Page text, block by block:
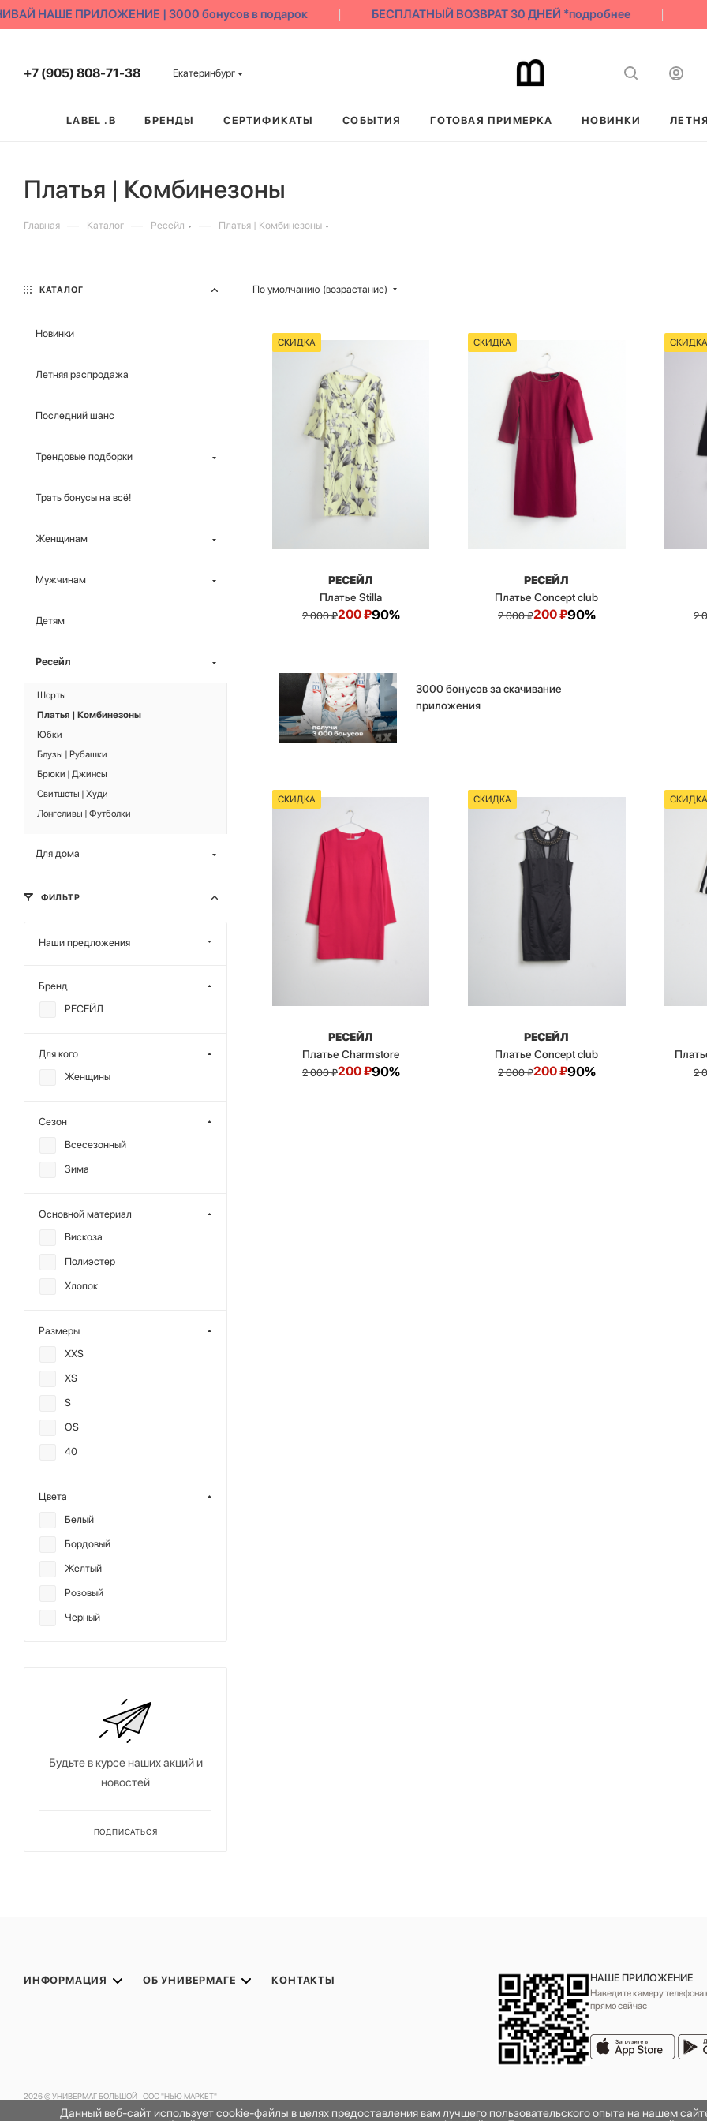
НАШЕ ПРИЛОЖЕНИЕ | 3000 бонусов в подарок БЕСПЛАТНЫЙ ВОЗВРАТ 30 ДНЕЙ *подробнее
+7 (905) 808-71-38 Екатеринбург
LABEL .B БРЕНДЫ СЕРТИФИКАТЫ СОБЫТИЯ ГОТОВАЯ ПРИМЕРКА НОВИНКИ
Платья | Комбинезоны
Главная — Каталог — Ресейл — Платья | Комбинезоны
По умолчанию (возрастание)
СКИДКА
РЕСЕЙЛ
Платье Stilla
2 000₽200₽90%
СКИДКА
РЕСЕЙЛ
Платье Concept club
2 000₽200₽90%
СКИДКА
2
3000 бонусов за скачивание
приложения
СКИДКА
РЕСЕЙЛ
Платье Charmstore
2 000₽200₽90%
СКИДКА
РЕСЕЙЛ
Платье Concept club
2 000₽200₽90%
СКИДКА
2
КАТАЛОГ
Новинки
Летняя распродажа
Последний шанс
Трендовые подборки
Трать бонусы на всё!
Женщинам
Мужчинам
Детям
Ресейл
Шорты
Платья | Комбинезоны
Юбки
Блузы | Рубашки
Брюки | Джинсы
Свитшоты | Худи
Лонгсливы | Футболки
Для дома
ФИЛЬТР
Наши предложения
Бренд
РЕСЕЙЛ
Для кого
Женщины
Сезон
Всесезонный
Зима
Основной материал
Вискоза
Полиэстер
Хлопок
Размеры
XXS
XS
S
OS
40
Цвета
Белый
Бордовый
Желтый
Розовый
Черный
Будьте в курсе наших акций и
новостей
ПОДПИСАТЬСЯ
ИНФОРМАЦИЯ ОБ УНИВЕРМАГЕ КОНТАКТЫ
2026 © УНИВЕРМАГ БОЛЬШОЙ | ООО "НЬЮ МАРКЕТ"
НАШЕ ПРИЛОЖЕНИЕ
Наведите камеру телефона
прямо сейчас
Данный веб-сайт использует cookie-файлы в целях предоставления вам лучшего пользовательского опыта на нашем